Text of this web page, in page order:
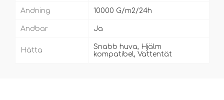
Andning 10000 G/m2/24h
Andbar Ja
Hätta
Snabb huva, Hjälm
kompatibel, Vattentät